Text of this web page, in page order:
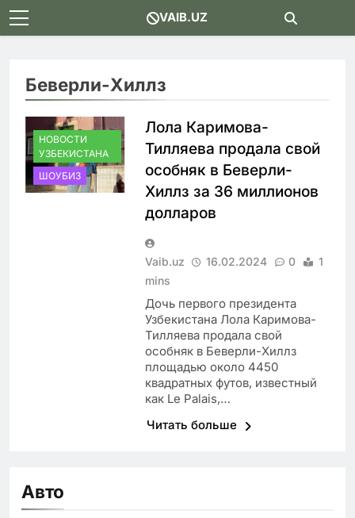
Skip
to
VAIB.UZ
Беверли-Хиллз
НОВОСТИ
УЗБЕКИСТАНА
ШОУБИЗ
Лола Каримова-
Тилляева продала свой
особняк в Беверли-
Хиллз за 36 миллионов
долларов
Vaib.uz 16.02.2024 0
1
mins
Дочь первого президента
Узбекистана Лола Каримова-
Тилляева продала свой
особняк в Беверли-Хиллз
площадью около 4450
квадратных футов, известный
как Le Palais,…
Читать больше
Авто